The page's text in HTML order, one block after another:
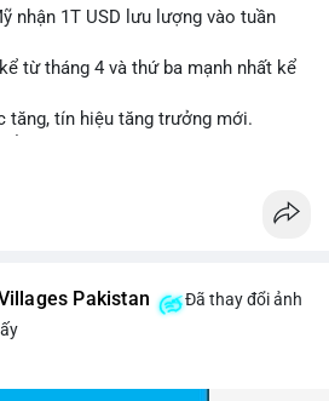
nhận 1T USD lưu lượng vào tuần
từ tháng 4 và thứ ba mạnh nhất kể
tăng, tín hiệu tăng trưởng mới.
Pakistan
Đã thay đổi ảnh